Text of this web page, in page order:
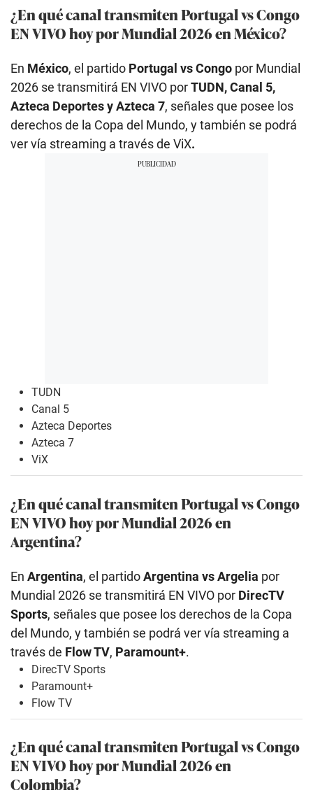
¿En qué canal transmiten Portugal vs Congo
EN VIVO hoy por Mundial 2026 en México?
En México, el partido Portugal vs Congo por Mundial
2026 se transmitirá EN VIVO porTUDN, Canal 5,
Azteca Deportes y Azteca 7, señales que posee los
derechos de la Copa del Mundo, y también se podrá
ver vía streaming a través de ViX.
TUDN
Canal 5
Azteca Deportes
Azteca 7
ViX
¿En qué canal transmiten Portugal vs Congo
EN VIVO hoy por Mundial 2026 en
Argentina?
En Argentina, el partidoArgentina vs Argelia por
Mundial 2026 se transmitirá EN VIVO por DirecTV
Sports, señales que posee los derechos de la Copa
del Mundo, y también se podrá ver vía streaming a
través de Flow TV, Paramount+.
DirecTV Sports
Paramount+
Flow TV
¿En qué canal transmiten Portugal vs Congo
EN VIVO hoy por Mundial 2026 en
Colombia?